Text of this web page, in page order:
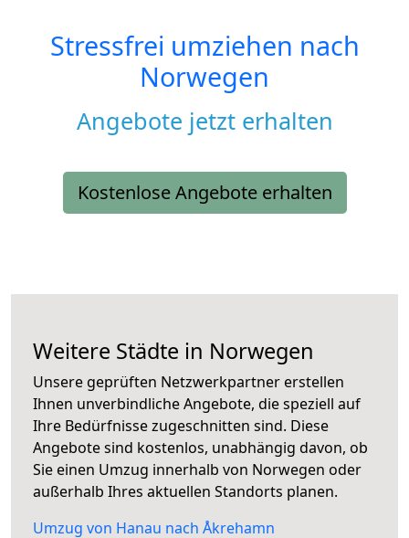
Stressfrei umziehen nach
Norwegen
Angebote jetzt erhalten
Kostenlose Angebote erhalten
Weitere Städte in Norwegen
Unsere geprüften Netzwerkpartner erstellen
Ihnen unverbindliche Angebote, die speziell auf
Ihre Bedürfnisse zugeschnitten sind. Diese
Angebote sind kostenlos, unabhängig davon, ob
Sie einen Umzug innerhalb von Norwegen oder
außerhalb Ihres aktuellen Standorts planen.
Umzug von Hanau nach Åkrehamn